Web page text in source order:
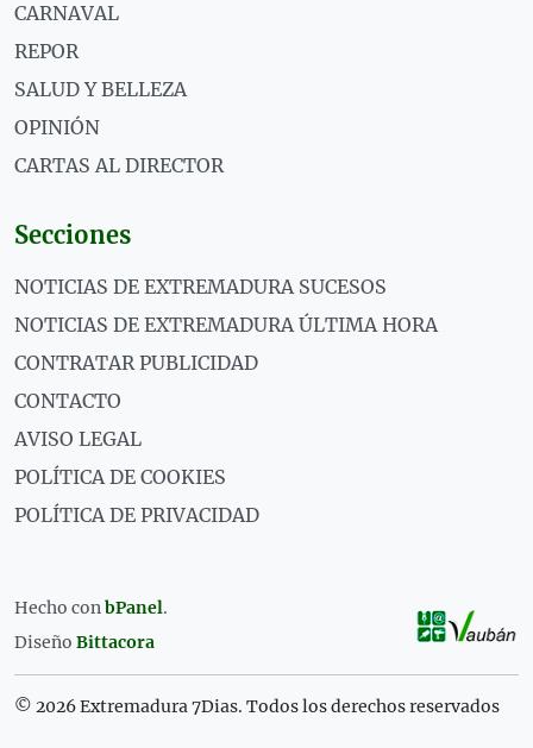
CARNAVAL
REPOR
SALUD Y BELLEZA
OPINIÓN
CARTAS AL DIRECTOR
Secciones
NOTICIAS DE EXTREMADURA SUCESOS
NOTICIAS DE EXTREMADURA ÚLTIMA HORA
CONTRATAR PUBLICIDAD
CONTACTO
AVISO LEGAL
POLÍTICA DE COOKIES
POLÍTICA DE PRIVACIDAD
Hecho conbPanel.
Diseño Bittacora
© 2026 Extremadura 7Dias. Todos los derechos reservados